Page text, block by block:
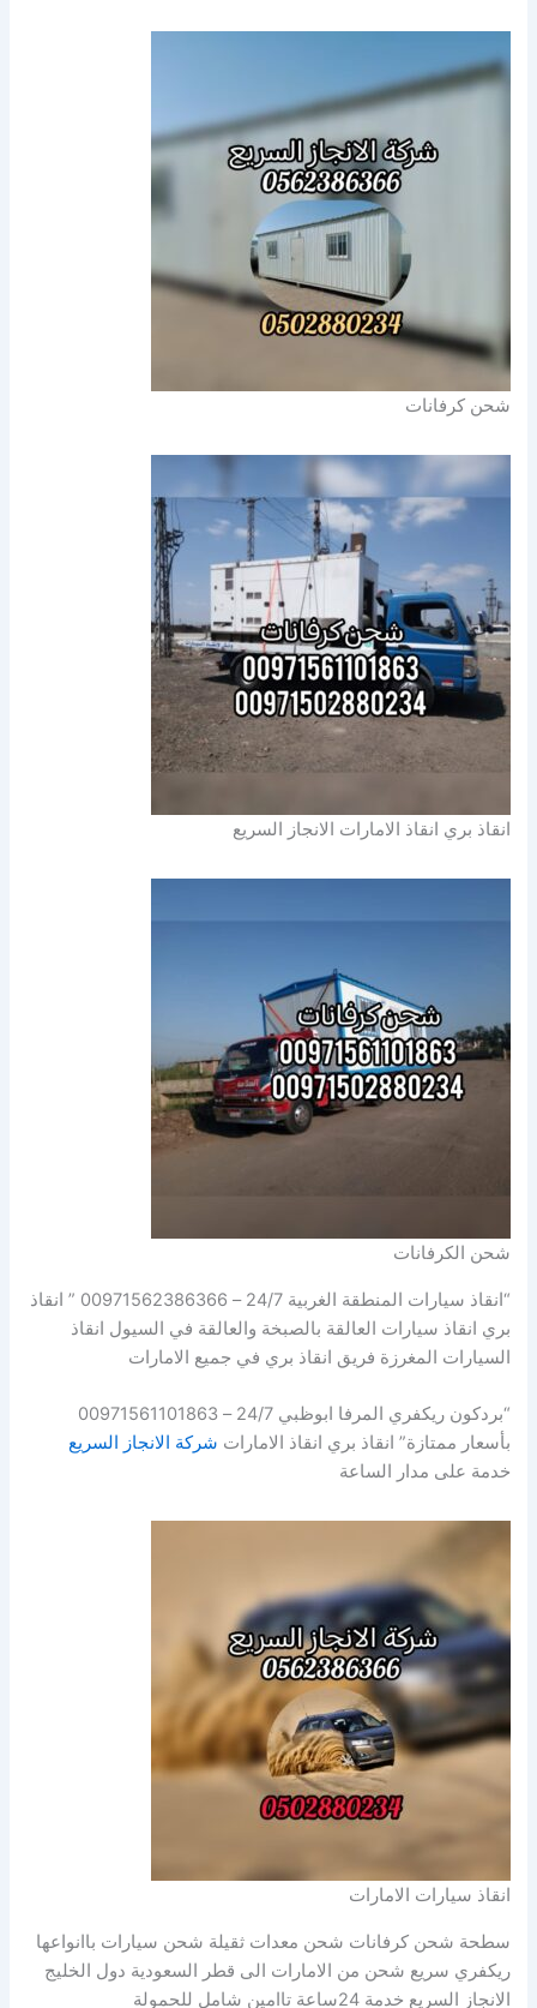
شحن كرفانات
انقاذ بري انقاذ الامارات الانجاز السريع
شحن الكرفانات
“انقاذ سيارات المنطقة الغربية 24/7 – 00971562386366 ” انقاذ
بري انقاذ سيارات العالقة بالصبخة والعالقة في السيول انقاذ
السيارات المغرزة فريق انقاذ بري في جميع الامارات
“بردكون ريكفري المرفا ابوظبي 24/7 – 00971561101863
بأسعار ممتازة” انقاذ بري انقاذ الامارات شركة الانجاز السريع
خدمة على مدار الساعة
انقاذ سيارات الامارات
سطحة شحن كرفانات شحن معدات ثقيلة شحن سيارات باانواعها
ريكفري سريع شحن من الامارات الى قطر السعودية دول الخليج
الانجاز السريع خدمة 24ساعة تاامين شامل للحمولة